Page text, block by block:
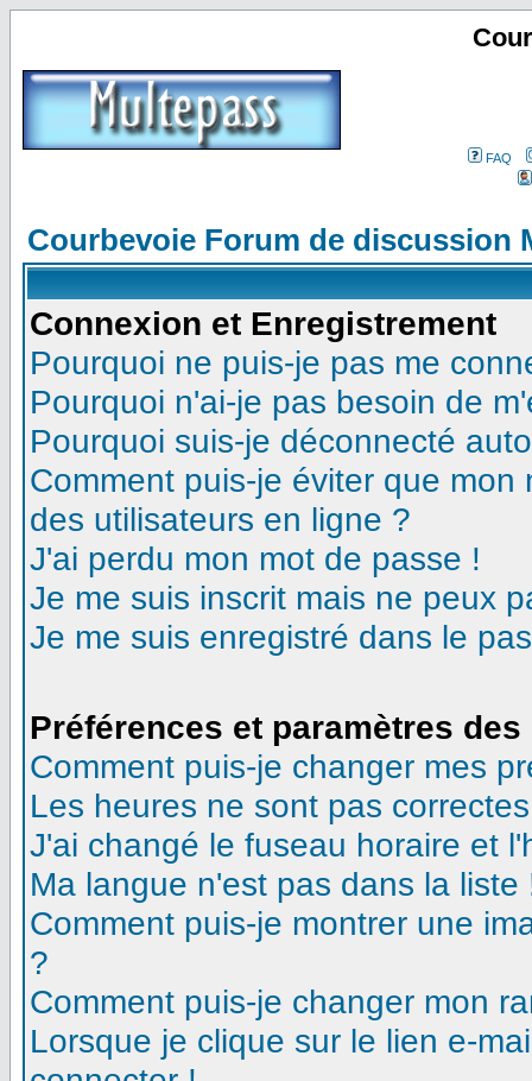
FAQ
Courbevoie Forum de discussion
Connexion et Enregistrement
Pourquoi ne puis-je pas me
Pourquoi n'ai-je pas besoin de
Pourquoi suis-je déconnecté
Comment puis-je éviter que
des utilisateurs en ligne ?
J'ai perdu mon mot de passe !
Je me suis inscrit mais ne peux
Je me suis enregistré dans le
Préférences et paramètres
Comment puis-je changer mes
Les heures ne sont pas
J'ai changé le fuseau horaire et
Ma langue n'est pas dans la liste
Comment puis-je montrer une
?
Comment puis-je changer mon
Lorsque je clique sur le lien e-